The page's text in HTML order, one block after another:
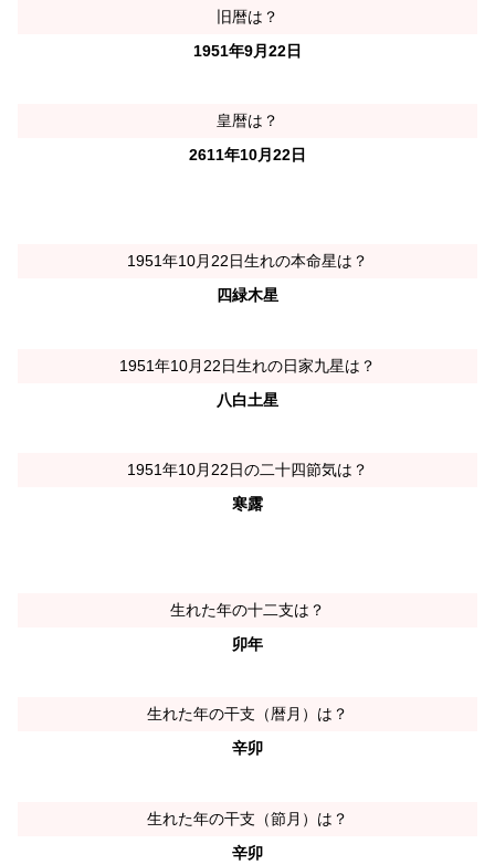
旧暦は？
1951年9月22日
皇暦は？
2611年10月22日
1951年10月22日生れの本命星は？
四緑木星
1951年10月22日生れの日家九星は？
八白土星
1951年10月22日の二十四節気は？
寒露
生れた年の十二支は？
卯年
生れた年の干支（暦月）は？
辛卯
生れた年の干支（節月）は？
辛卯